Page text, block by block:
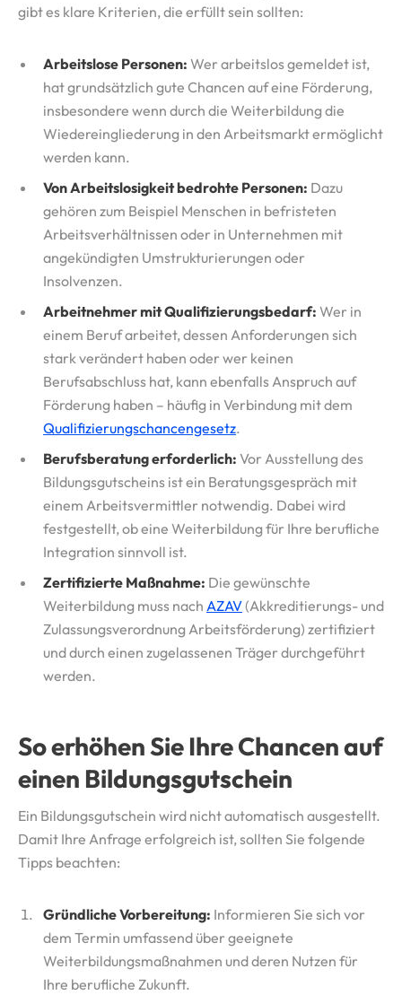
gibt es klare Kriterien, die erfüllt sein sollten:
Arbeitslose Personen: Wer arbeitslos gemeldet ist,
hat grundsätzlich gute Chancen auf eine Förderung,
insbesondere wenn durch die Weiterbildung die
Wiedereingliederung in den Arbeitsmarkt ermöglicht
werden kann.
Von Arbeitslosigkeit bedrohte Personen: Dazu
gehören zum Beispiel Menschen in befristeten
Arbeitsverhältnissen oder in Unternehmen mit
angekündigten Umstrukturierungen oder
Insolvenzen.
Arbeitnehmer mit Qualifizierungsbedarf: Wer in
einem Beruf arbeitet, dessen Anforderungen sich
stark verändert haben oder wer keinen
Berufsabschluss hat, kann ebenfalls Anspruch auf
Förderung haben – häufig in Verbindung mit dem
Qualifizierungschancengesetz.
Berufsberatung erforderlich: Vor Ausstellung des
Bildungsgutscheins ist ein Beratungsgespräch mit
einem Arbeitsvermittler notwendig. Dabei wird
festgestellt, ob eine Weiterbildung für Ihre berufliche
Integration sinnvoll ist.
Zertifizierte Maßnahme: Die gewünschte
Weiterbildung muss nach AZAV(Akkreditierungs- und
Zulassungsverordnung Arbeitsförderung) zertifiziert
und durch einen zugelassenen Träger durchgeführt
werden.
So erhöhen Sie Ihre Chancen auf
einen Bildungsgutschein
Ein Bildungsgutschein wird nicht automatisch ausgestellt.
Damit Ihre Anfrage erfolgreich ist, sollten Sie folgende
Tipps beachten:
Gründliche Vorbereitung: Informieren Sie sich vor
dem Termin umfassend über geeignete
Weiterbildungsmaßnahmen und deren Nutzen für
Ihre berufliche Zukunft.